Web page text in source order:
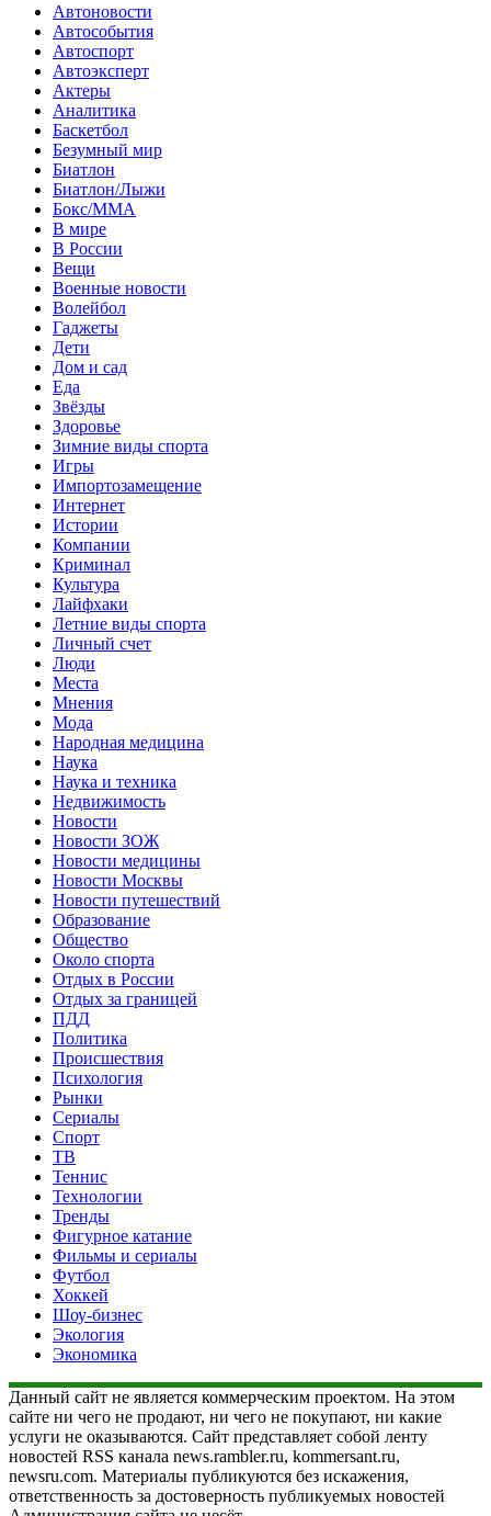
Автоновости
Автособытия
Автоспорт
Автоэксперт
Актеры
Аналитика
Баскетбол
Безумный мир
Биатлон
Биатлон/Лыжи
Бокс/MMA
В мире
В России
Вещи
Военные новости
Волейбол
Гаджеты
Дети
Дом и сад
Еда
Звёзды
Здоровье
Зимние виды спорта
Игры
Импортозамещение
Интернет
Истории
Компании
Криминал
Культура
Лайфхаки
Летние виды спорта
Личный счет
Люди
Места
Мнения
Мода
Народная медицина
Наука
Наука и техника
Недвижимость
Новости
Новости ЗОЖ
Новости медицины
Новости Москвы
Новости путешествий
Образование
Общество
Около спорта
Отдых в России
Отдых за границей
ПДД
Политика
Происшествия
Психология
Рынки
Сериалы
Спорт
ТВ
Теннис
Технологии
Тренды
Фигурное катание
Фильмы и сериалы
Футбол
Хоккей
Шоу-бизнес
Экология
Экономика
Данный сайт не является коммерческим проектом. На этом
сайте ни чего не продают, ни чего не покупают, ни какие
услуги не оказываются. Сайт представляет собой ленту
новостей RSS канала news.rambler.ru, kommersant.ru,
newsru.com. Материалы публикуются без искажения,
ответственность за достоверность публикуемых новостей